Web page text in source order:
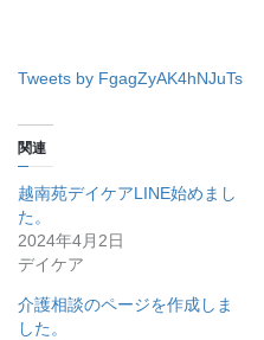
Tweets by FgagZyAK4hNJuTs
関連
越南苑デイケアLINE始めまし
た。
2024年4月2日
デイケア
介護相談のページを作成しま
した。